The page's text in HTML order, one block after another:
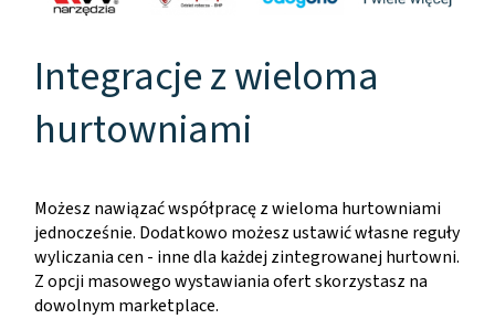
Integracje z wieloma
hurtowniami
Możesz nawiązać współpracę z wieloma hurtowniami
jednocześnie. Dodatkowo możesz ustawić własne reguły
wyliczania cen - inne dla każdej zintegrowanej hurtowni.
Z opcji masowego wystawiania ofert skorzystasz na
dowolnym marketplace.